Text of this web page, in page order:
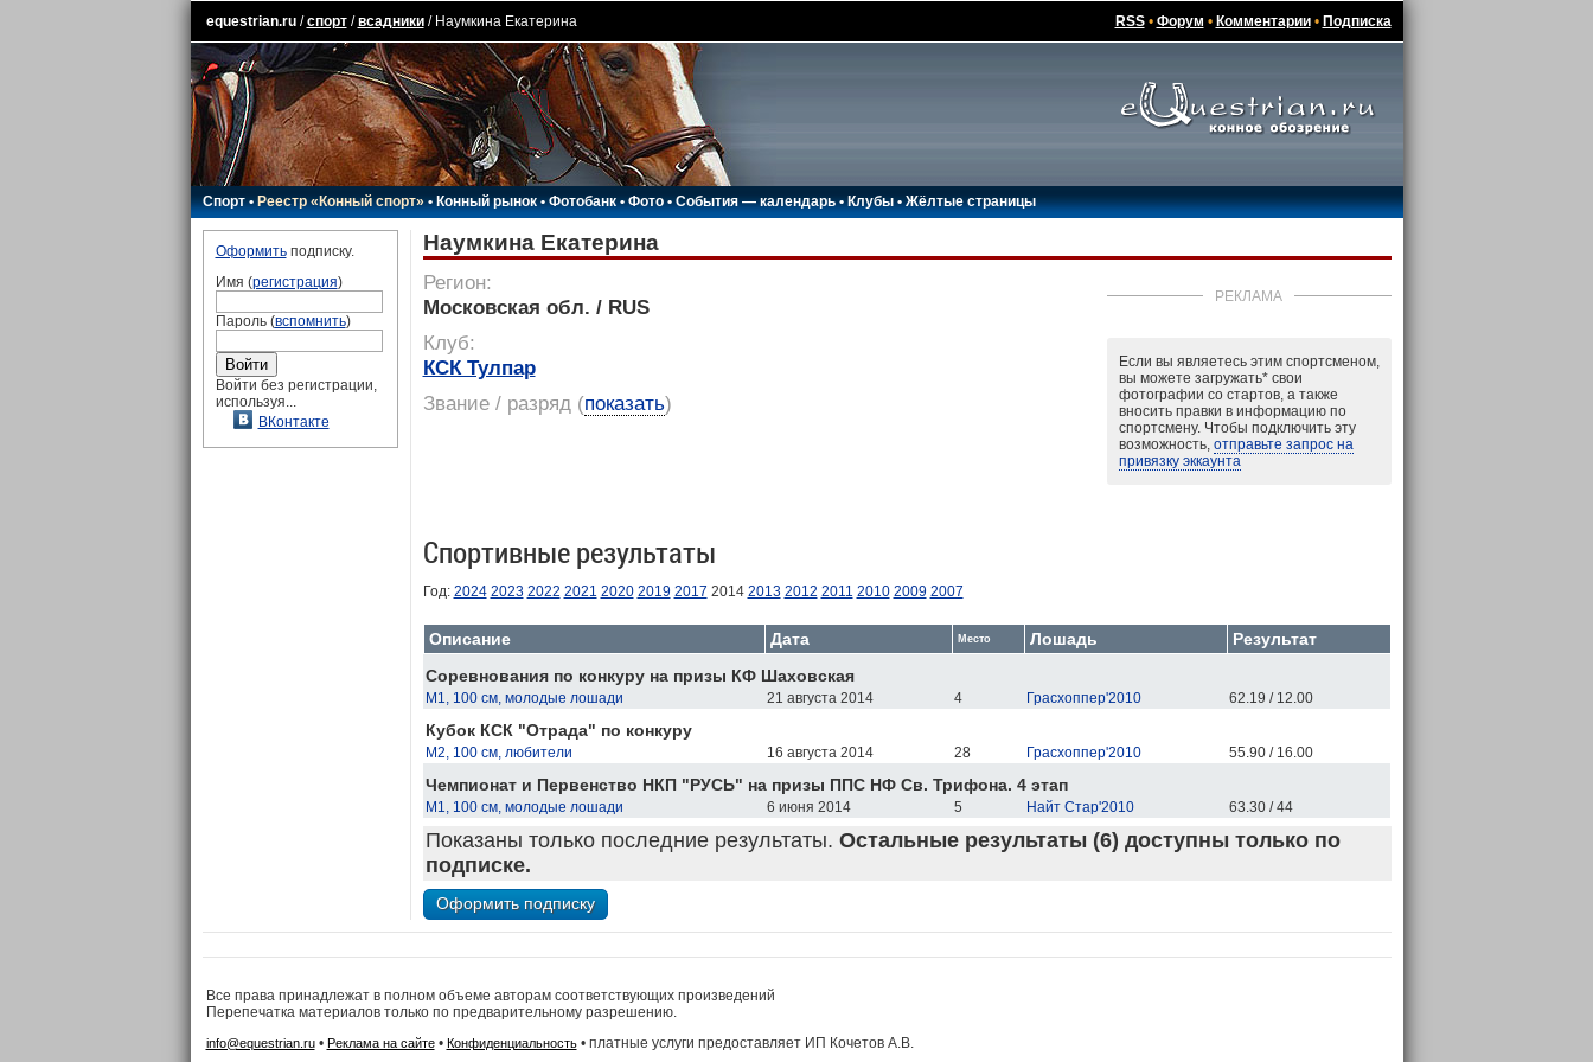
equestrian.ru/спорт/всадники/ Наумкина Екатерина RSS• Форум • Комментарии• Подписка
Спорт•Реестр «Конный спорт»•Конный рынок•Фотобанк •Фото•События — календарь•Клубы •Жёлтые страницы
Оформитьподписку.
Имя (регистрация)
Пароль (вспомнить)
Войти без регистрации,
используя...
ВКонтакте
Наумкина Екатерина
РЕКЛАМА
Если вы являетесь этим спортсменом,
вы можете загружать*свои
фотографии со стартов, а также
вносить правки в информацию по
спортсмену. Чтобы подключить эту
возможность, отправьте запрос на
привязку эккаунта
Регион:
Московская обл. / RUS
Клуб:
КСК Тулпар
Звание / разряд(показать)
Спортивные результаты
Год: 2024 2023 2022 2021 2020 2019 2017 2014 2013 2012 2011 2010 2009 2007
Описание Дата Место Лошадь
Результат
Соревнования по конкуру на призы КФ Шаховская
М1, 100 см, молодые лошади 21 августа 2014 4 Грасхоппер'2010 62.19 / 12.00
Кубок КСК "Отрада" по конкуру
М2, 100 см, любители 16 августа 2014 28 Грасхоппер'2010 55.90 / 16.00
Чемпионат и Первенство НКП "РУСЬ" на призы ППС НФ Св. Трифона. 4 этап
М1, 100 см, молодые лошади 6 июня 2014 5 Найт Стар'2010 63.30 / 44
Показаны только последние результаты. Остальные результаты (6) доступны только по
подписке.
Все права принадлежат в полном объеме авторам соответствующих произведений
Перепечатка материалов только по предварительному разрешению.
info@equestrian.ru• Реклама на сайте• Конфиденциальность• платные услуги предоставляет ИП Кочетов А.В.